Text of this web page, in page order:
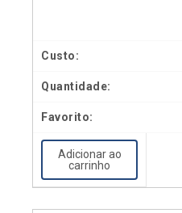
Adicionar ao
carrinho